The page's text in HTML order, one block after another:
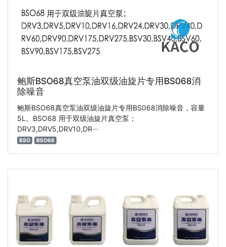
鲍斯BSO68真空泵油双级油旋片专用BS068消
除噪音
鲍斯BSO68真空泵油双级油旋片专用BS068消除噪音，容量
5L。BSO68 用于双级油旋片真空泵；
DRV3,DRV5,DRV10,DR···
BSO BSO68